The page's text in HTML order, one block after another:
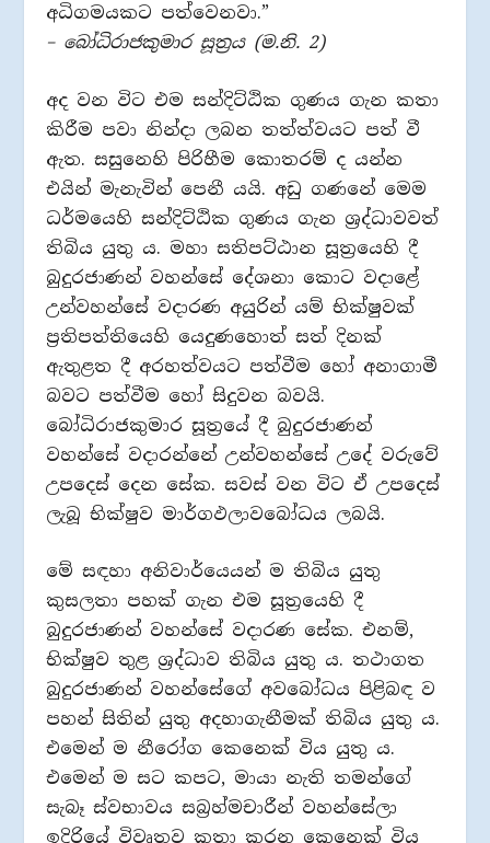
අධිගමයකට පත්වෙනවා.”
– බෝධිරාජකුමාර සූත‍්‍රය (ම.නි. 2)
අද වන විට එම සන්දිට්ඨික ගුණය ගැන කතා
කිරීම පවා නින්දා ලබන තත්ත්වයට පත් වී
ඇත. සසුනෙහි පිරිහීම කොතරම් ද යන්න
එයින් මැනැවින් පෙනී යයි. අඩු ගණනේ මෙම
ධර්මයෙහි සන්දිට්ඨික ගුණය ගැන ශ‍්‍රද්ධාවවත්
තිබිය යුතු ය. මහා සතිපට්ඨාන සූත‍්‍රයෙහි දී
බුදුරජාණන් වහන්සේ දේශනා කොට වදාළේ
උන්වහන්සේ වදාරණ අයුරින් යම් භික්ෂුවක්
ප‍්‍රතිපත්තියෙහි යෙදුණහොත් සත් දිනක්
ඇතුළත දී අරහත්වයට පත්වීම හෝ අනාගාමී
බවට පත්වීම හෝ සිදුවන බවයි.
බෝධිරාජකුමාර සූත‍්‍රයේ දී බුදුරජාණන්
වහන්සේ වදාරන්නේ උන්වහන්සේ උදේ වරුවේ
උපදෙස් දෙන සේක. සවස් වන විට ඒ උපදෙස්
ලැබූ භික්ෂුව මාර්ගඵලාවබෝධය ලබයි.
මේ සඳහා අනිවාර්යෙයන් ම තිබිය යුතු
කුසලතා පහක් ගැන එම සූත‍්‍රයෙහි දී
බුදුරජාණන් වහන්සේ වදාරණ සේක. එනම්,
භික්ෂුව තුළ ශ‍්‍රද්ධාව තිබිය යුතු ය. තථාගත
බුදුරජාණන් වහන්සේගේ අවබෝධය පිළිබඳ ව
පහන් සිතින් යුතු අදහාගැනීමක් තිබිය යුතු ය.
එමෙන් ම නීරෝග කෙනෙක් විය යුතු ය.
එමෙන් ම සට කපට, මායා නැති තමන්ගේ
සැබෑ ස්වභාවය සබ‍්‍රහ්මචාරීන් වහන්සේලා
ඉදිරියේ විවෘතව කතා කරන කෙනෙක් විය